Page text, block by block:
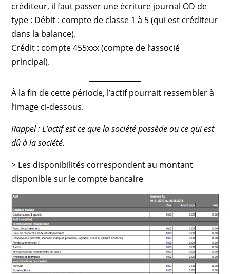
créditeur, il faut passer une écriture journal OD de
type : Débit : compte de classe 1 à 5 (qui est créditeur
dans la balance).
Crédit : compte 455xxx (compte de l’associé
principal).
À la fin de cette période, l’actif pourrait ressembler à
l’image ci-dessous.
Rappel : L’actif est ce que la société possède ou ce qui est
dû à la société.
> Les disponibilités correspondent au montant
disponible sur le compte bancaire